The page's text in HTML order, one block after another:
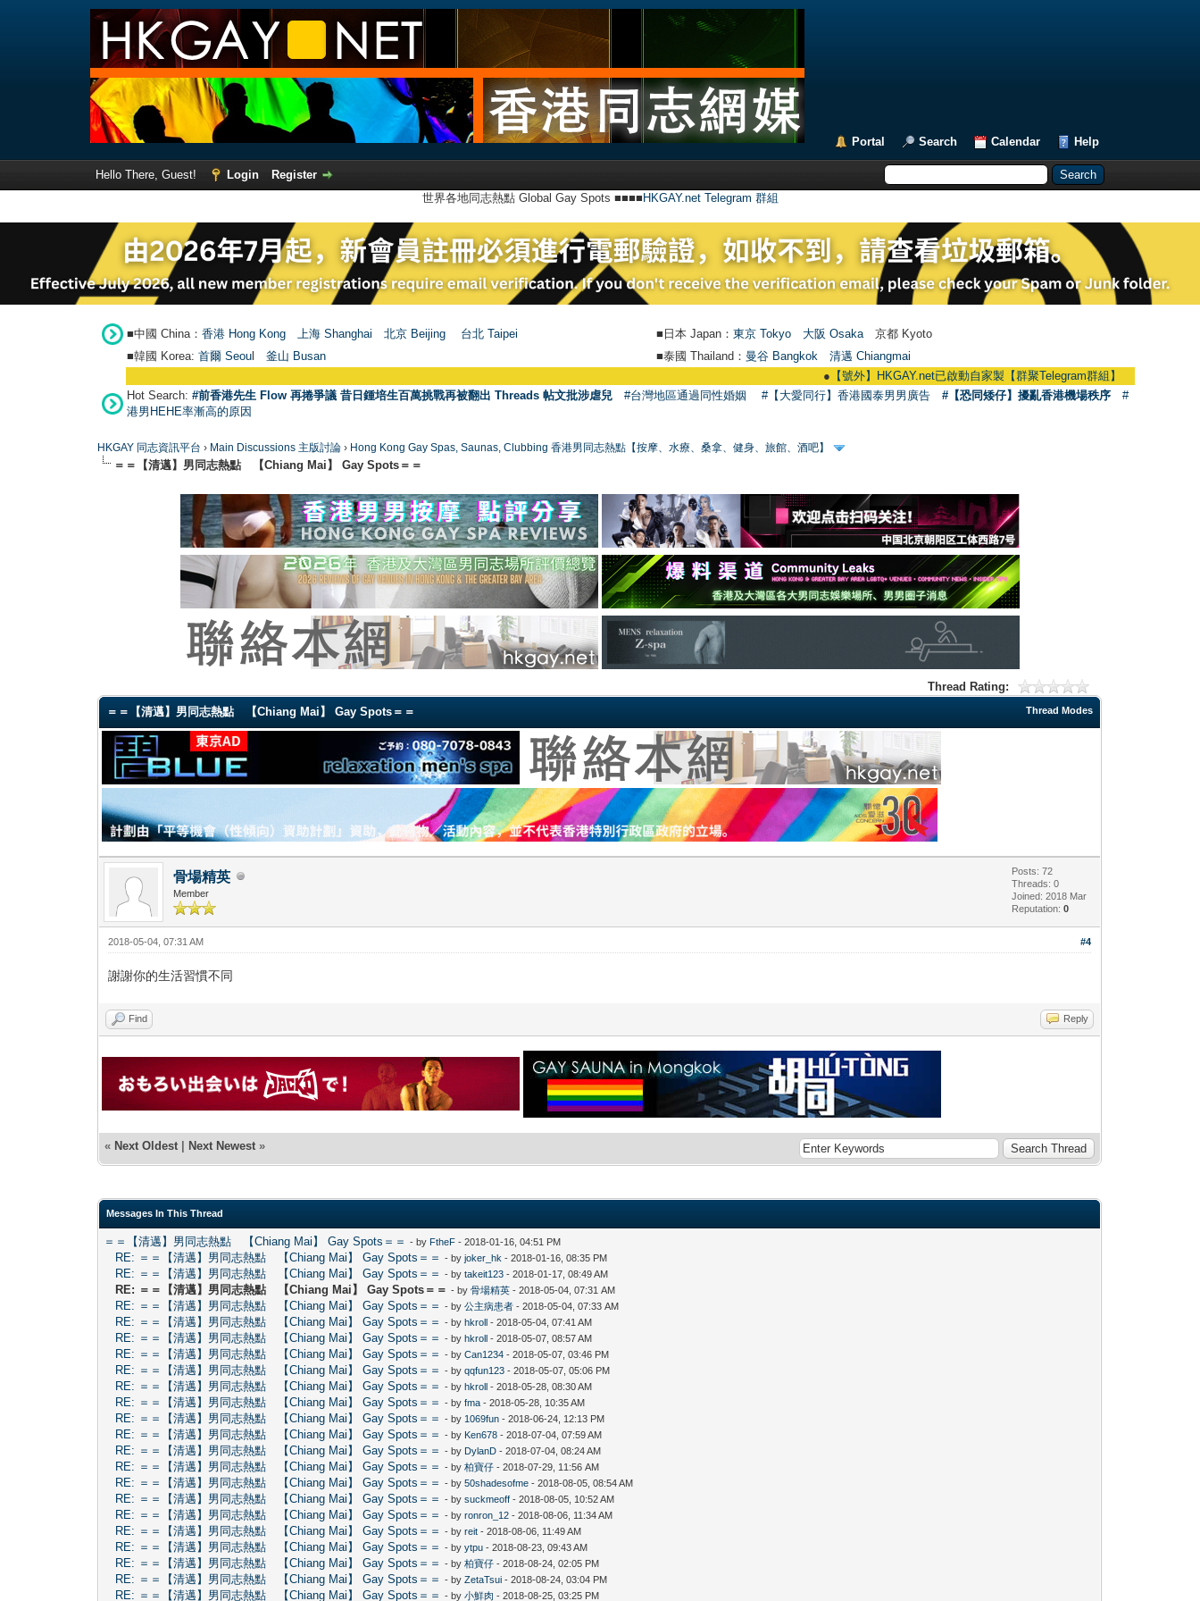
Portal Search Calendar Help
Hello There, Guest! Login
Register
世界各地同志熱點 Global Gay Spots ■■■■ HKGAY.net Telegram 群組
■中國 China： 香港 Hong Kong 上海 Shanghai 北京 Beijing 台北 Taipei ■日本 Japan： 東京 Tokyo 大阪 Osaka 京都 Kyoto
■韓國 Korea: 首爾 Seou 釜山 Busan ■泰國 Thailand： 曼谷 Bangkok
清邁 Chiangmai
【號外】HKGAY.net已啟動自家製【群聚Telegram群組】 HKGAY.net has
Hot Search: #前香港先生 Flow 再捲爭議 昔日鍾培生百萬挑戰再被翻出 Threads 帖文批涉虐兒 #台灣地區通過同性婚姻 #【大愛同行】香港國泰男男廣告 #【恐同矮仔】擾亂香港機場秩序
#
港男HEHE率漸高的原因
HKGAY 同志資訊平台 › Main Discussions 主版討論 › Hong Kong Gay Spas, Saunas, Clubbing 香港男同志熱點【按摩、水療、桑拿、健身、旅館、酒吧】
＝＝【清邁】男同志熱點 【Chiang Mai】 Gay Spots＝＝
Thread Rating:
Thread Modes
＝＝【清邁】男同志熱點 【Chiang Mai】 Gay Spots＝＝
骨場精英
Member
Posts: 72
Threads: 0
Joined: 2018 Mar
Reputation:0
#4
2018-05-04, 07:31 AM
謝謝你的生活習慣不同
Find Reply
« Next Oldest | Next Newest »
Messages In This Thread
＝＝【清邁】男同志熱點 【Chiang Mai】 Gay Spots＝＝ - by FtheF - 2018-01-16, 04:51 PM
RE: ＝＝【清邁】男同志熱點 【Chiang Mai】 Gay Spots＝＝ - byjoker_hk - 2018-01-16, 08:35 PM
RE: ＝＝【清邁】男同志熱點 【Chiang Mai】 Gay Spots＝＝ - bytakeit123 - 2018-01-17, 08:49 AM
RE: ＝＝【清邁】男同志熱點 【Chiang Mai】 Gay Spots＝＝ - by骨場精英 - 2018-05-04, 07:31 AM
RE: ＝＝【清邁】男同志熱點 【Chiang Mai】 Gay Spots＝＝ - by公主病患者 - 2018-05-04, 07:33 AM
RE: ＝＝【清邁】男同志熱點 【Chiang Mai】 Gay Spots＝＝ - byhkroll - 2018-05-04, 07:41 AM
RE: ＝＝【清邁】男同志熱點 【Chiang Mai】 Gay Spots＝＝ - byhkroll - 2018-05-07, 08:57 AM
RE: ＝＝【清邁】男同志熱點 【Chiang Mai】 Gay Spots＝＝ - byCan1234 - 2018-05-07, 03:46 PM
RE: ＝＝【清邁】男同志熱點 【Chiang Mai】 Gay Spots＝＝ - byqqfun123 - 2018-05-07, 05:06 PM
RE: ＝＝【清邁】男同志熱點 【Chiang Mai】 Gay Spots＝＝ - byhkroll - 2018-05-28, 08:30 AM
RE: ＝＝【清邁】男同志熱點 【Chiang Mai】 Gay Spots＝＝ - byfma - 2018-05-28, 10:35 AM
RE: ＝＝【清邁】男同志熱點 【Chiang Mai】 Gay Spots＝＝ - by 1069fun - 2018-06-24, 12:13 PM
RE: ＝＝【清邁】男同志熱點 【Chiang Mai】 Gay Spots＝＝ - by Ken678 - 2018-07-04, 07:59 AM
RE: ＝＝【清邁】男同志熱點 【Chiang Mai】 Gay Spots＝＝ - by DylanD - 2018-07-04, 08:24 AM
RE: ＝＝【清邁】男同志熱點 【Chiang Mai】 Gay Spots＝＝ - by柏寶仔 - 2018-07-29, 11:56 AM
RE: ＝＝【清邁】男同志熱點 【Chiang Mai】 Gay Spots＝＝ - by50shadesofme - 2018-08-05, 08:54 AM
RE: ＝＝【清邁】男同志熱點 【Chiang Mai】 Gay Spots＝＝ - bysuckmeoff - 2018-08-05, 10:52 AM
RE: ＝＝【清邁】男同志熱點 【Chiang Mai】 Gay Spots＝＝ - byronron_12 - 2018-08-06, 11:34 AM
RE: ＝＝【清邁】男同志熱點 【Chiang Mai】 Gay Spots＝＝ - byreit - 2018-08-06, 11:49 AM
RE: ＝＝【清邁】男同志熱點 【Chiang Mai】 Gay Spots＝＝ - byytpu - 2018-08-23, 09:43 AM
RE: ＝＝【清邁】男同志熱點 【Chiang Mai】 Gay Spots＝＝ - by柏寶仔 - 2018-08-24, 02:05 PM
RE: ＝＝【清邁】男同志熱點 【Chiang Mai】 Gay Spots＝＝ - byZetaTsui - 2018-08-24, 03:04 PM
RE: ＝＝【清邁】男同志熱點 【Chiang Mai】 Gay Spots＝＝ - by小鮮肉 - 2018-08-25, 03:25 PM